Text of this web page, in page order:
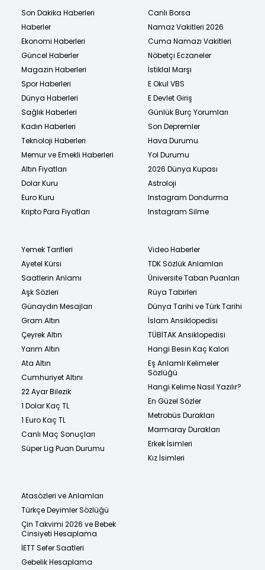
Son Dakika Haberleri
Haberler
Ekonomi Haberleri
Güncel Haberler
Magazin Haberleri
Spor Haberleri
Dünya Haberleri
Sağlık Haberleri
Kadın Haberleri
Teknoloji Haberleri
Memur ve Emekli Haberleri
Altın Fiyatları
Dolar Kuru
Euro Kuru
Kripto Para Fiyatları
Canlı Borsa
Namaz Vakitleri 2026
Cuma Namazı Vakitleri
Nöbetçi Eczaneler
İstiklal Marşı
E Okul VBS
E Devlet Giriş
Günlük Burç Yorumları
Son Depremler
Hava Durumu
Yol Durumu
2026 Dünya Kupası
Astroloji
Instagram Dondurma
Instagram Silme
Yemek Tarifleri
Ayetel Kürsi
Saatlerin Anlamı
Aşk Sözleri
Günaydın Mesajları
Gram Altın
Çeyrek Altın
Yarım Altın
Ata Altın
Cumhuriyet Altını
22 Ayar Bilezik
1 Dolar Kaç TL
1 Euro Kaç TL
Canlı Maç Sonuçları
Süper Lig Puan Durumu
Video Haberler
TDK Sözlük Anlamları
Üniversite Taban Puanları
Rüya Tabirleri
Dünya Tarihi ve Türk Tarihi
İslam Ansiklopedisi
TÜBİTAK Ansiklopedisi
Hangi Besin Kaç Kalori
Eş Anlamlı Kelimeler
Sözlüğü
Hangi Kelime Nasıl Yazılır?
En Güzel Sözler
Metrobüs Durakları
Marmaray Durakları
Erkek İsimleri
Kız İsimleri
Atasözleri ve Anlamları
Türkçe Deyimler Sözlüğü
Çin Takvimi 2026 ve Bebek
Cinsiyeti Hesaplama
İETT Sefer Saatleri
Gebelik Hesaplama